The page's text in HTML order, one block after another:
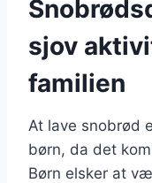
sjov
familien
At lave snobrød
børn, da det
Børn elsker at